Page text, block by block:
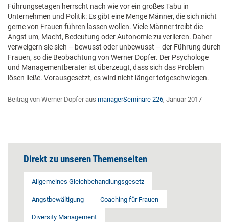
Führungsetagen herrscht nach wie vor ein großes Tabu in
Unternehmen und Politik: Es gibt eine Menge Männer, die sich nicht
gerne von Frauen führen lassen wollen. Viele Männer treibt die
Angst um, Macht, Bedeutung oder Autonomie zu verlieren. Daher
verweigern sie sich – bewusst oder unbewusst – der Führung durch
Frauen, so die Beobachtung von Werner Dopfer. Der Psychologe
und Managementberater ist überzeugt, dass sich das Problem
lösen ließe. Vorausgesetzt, es wird nicht länger totgeschwiegen.
Beitrag von Werner Dopfer aus managerSeminare 226, Januar 2017
Direkt zu unseren Themenseiten
Allgemeines Gleichbehandlungsgesetz
Angstbewältigung Coaching für Frauen
Diversity Management